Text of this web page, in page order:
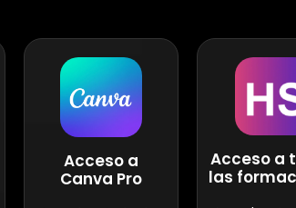
Acceso a
Canva Pro
Acceso a
las